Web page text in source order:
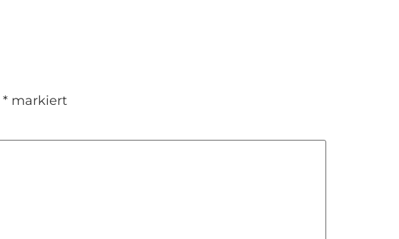
* markiert